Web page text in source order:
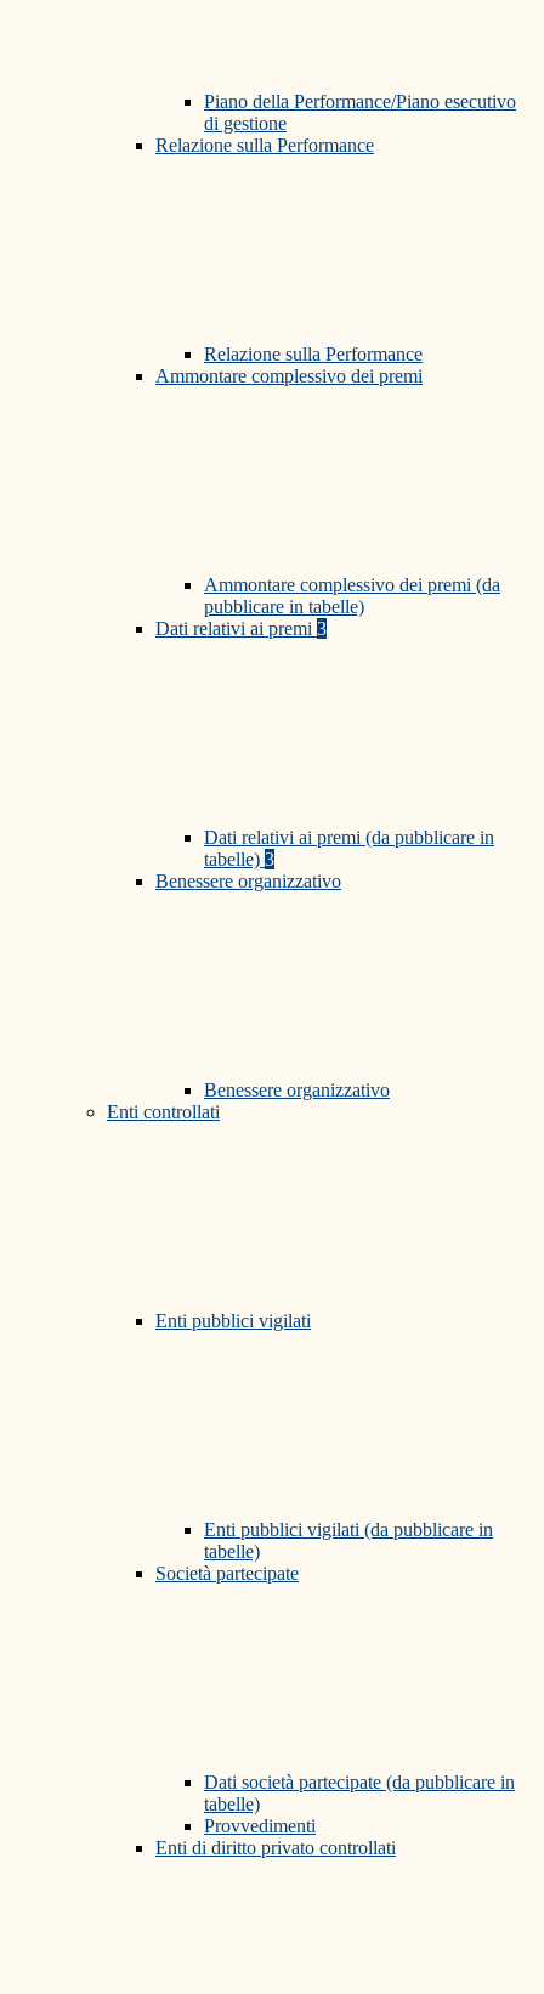
Piano della Performance/Piano esecutivo
di gestione
Relazione sulla Performance
Relazione sulla Performance
Ammontare complessivo dei premi
Ammontare complessivo dei premi (da
pubblicare in tabelle)
Dati relativi ai premi 3
Dati relativi ai premi (da pubblicare in
tabelle) 3
Benessere organizzativo
Benessere organizzativo
Enti controllati
Enti pubblici vigilati
Enti pubblici vigilati (da pubblicare in
tabelle)
Società partecipate
Dati società partecipate (da pubblicare in
tabelle)
Provvedimenti
Enti di diritto privato controllati